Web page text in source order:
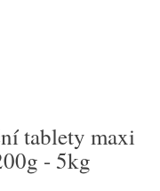
tablety maxi
- 5kg